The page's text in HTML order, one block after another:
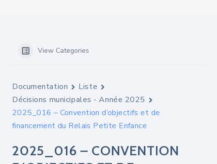
View Categories
Documentation
Liste
Décisions municipales - Année 2025
2025_016 – Convention d’objectifs et de
financement du Relais Petite Enfance
2025_016 – CONVENTION